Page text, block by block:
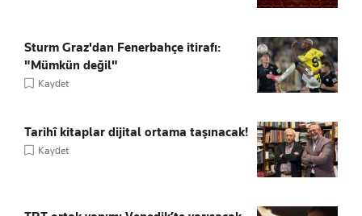
Sturm Graz'dan Fenerbahçe itirafı:
"Mümkün değil"
Kaydet
Tarihî kitaplar dijital ortama taşınacak!
Kaydet